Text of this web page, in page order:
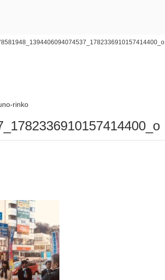
rinko